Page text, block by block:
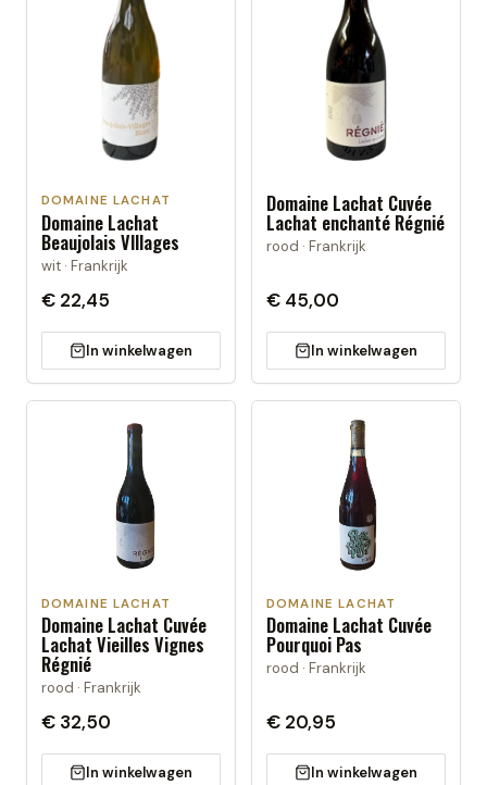
DOMAINE LACHAT
Domaine Lachat
Beaujolais VIllages
wit · Frankrijk
€ 22,45
In winkelwagen
Domaine Lachat Cuvée
Lachat enchanté Régnié
rood · Frankrijk
€ 45,00
In winkelwagen
DOMAINE LACHAT
Domaine Lachat Cuvée
Lachat Vieilles Vignes
Régnié
rood · Frankrijk
€ 32,50
In winkelwagen
DOMAINE LACHAT
Domaine Lachat Cuvée
Pourquoi Pas
rood · Frankrijk
€ 20,95
In winkelwagen